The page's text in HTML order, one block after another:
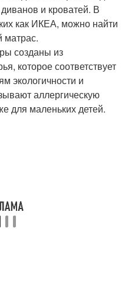
и кроватей. В
как ИКЕА, можно найти
матрас.
созданы из
которое соответствует
экологичности и
аллергическую
для маленьких детей.